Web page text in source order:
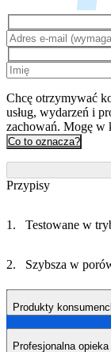
Chcę otrzymywać
usług, wydarzeń i
zachowań. Mogę w
Co to oznacza?
Przypisy
Testowane w
Szybsza w
W oparciu o
Produkty
Profesjonalna